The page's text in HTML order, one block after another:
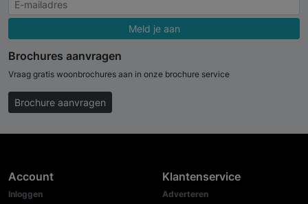
Meld je aan
Brochures aanvragen
Vraag gratis woonbrochures aan in onze brochure service
Brochure aanvragen
Account
Inloggen
Klantenservice
Adverteren